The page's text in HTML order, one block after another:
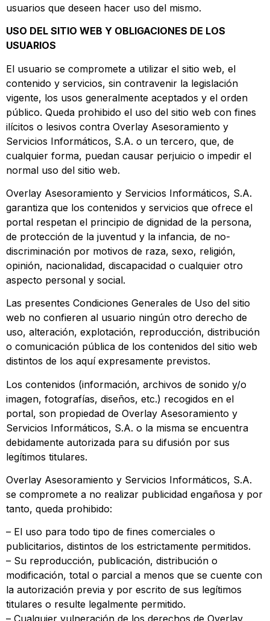
usuarios que deseen hacer uso del mismo.
USO DEL SITIO WEB Y OBLIGACIONES DE LOS
USUARIOS
El usuario se compromete a utilizar el sitio web, el
contenido y servicios, sin contravenir la legislación
vigente, los usos generalmente aceptados y el orden
público. Queda prohibido el uso del sitio web con fines
ilícitos o lesivos contra Overlay Asesoramiento y
Servicios Informáticos, S.A. o un tercero, que, de
cualquier forma, puedan causar perjuicio o impedir el
normal uso del sitio web.
Overlay Asesoramiento y Servicios Informáticos, S.A.
garantiza que los contenidos y servicios que ofrece el
portal respetan el principio de dignidad de la persona,
de protección de la juventud y la infancia, de no-
discriminación por motivos de raza, sexo, religión,
opinión, nacionalidad, discapacidad o cualquier otro
aspecto personal y social.
Las presentes Condiciones Generales de Uso del sitio
web no confieren al usuario ningún otro derecho de
uso, alteración, explotación, reproducción, distribución
o comunicación pública de los contenidos del sitio web
distintos de los aquí expresamente previstos.
Los contenidos (información, archivos de sonido y/o
imagen, fotografías, diseños, etc.) recogidos en el
portal, son propiedad de Overlay Asesoramiento y
Servicios Informáticos, S.A. o la misma se encuentra
debidamente autorizada para su difusión por sus
legítimos titulares.
Overlay Asesoramiento y Servicios Informáticos, S.A.
se compromete a no realizar publicidad engañosa y por
tanto, queda prohibido:
– El uso para todo tipo de fines comerciales o
publicitarios, distintos de los estrictamente permitidos.
– Su reproducción, publicación, distribución o
modificación, total o parcial a menos que se cuente con
la autorización previa y por escrito de sus legítimos
titulares o resulte legalmente permitido.